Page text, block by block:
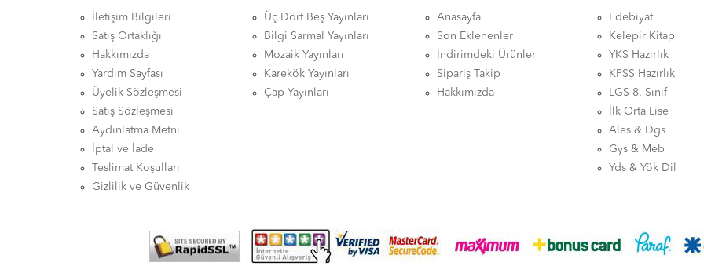
İletişim Bilgileri
Satış Ortaklığı
Hakkımızda
Yardım Sayfası
Üyelik Sözleşmesi
Satış Sözleşmesi
Aydınlatma Metni
İptal ve İade
Teslimat Koşulları
Gizlilik ve Güvenlik
Üç Dört Beş Yayınları
Bilgi Sarmal Yayınları
Mozaik Yayınları
Karekök Yayınları
Çap Yayınları
Anasayfa
Son Eklenenler
İndirimdeki Ürünler
Sipariş Takip
Hakkımızda
Edebiyat
Kelepir Kitap
YKS Hazırlık
KPSS Hazırlık
LGS 8. Sınıf
İlk Orta Lise
Ales & Dgs
Gys & Meb
Yds & Yök Dil